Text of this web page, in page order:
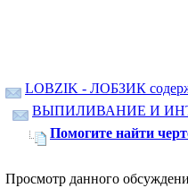
LOBZIK - ЛОБЗИК
ВЫПИЛИВАНИЕ И
Помогите найти
Просмотр данного